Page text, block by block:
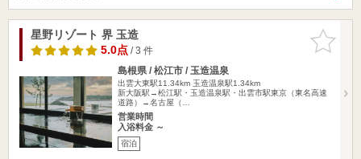
お気に入
りに追加
星野リゾート 界 玉造
5.0点/ 3 件
島根県 / 松江市 / 玉造温泉
出雲大東駅11.34km 玉造温泉駅1.34km
新大阪駅→松江駅・玉造温泉駅・出雲市駅東京（東名高速
道路）→名古屋（…
営業時間
入浴料金 ～
宿泊